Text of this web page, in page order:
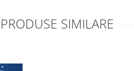
PRODUSE SIMILARE